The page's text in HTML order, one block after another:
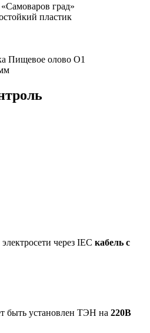
град»
пластик
Пищевое олово О1
через IEC кабель с
быть установлен ТЭН на 220В